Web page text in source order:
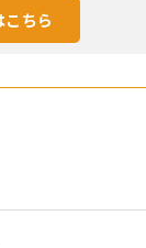
こちら